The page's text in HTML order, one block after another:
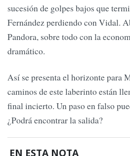
sucesión de golpes bajos que
Fernández perdiendo con Vidal.
Pandora, sobre todo con la
dramático.
Así se presenta el horizonte para
caminos de este laberinto están
final incierto. Un paso en falso
¿Podrá encontrar la salida?
EN ESTA NOTA